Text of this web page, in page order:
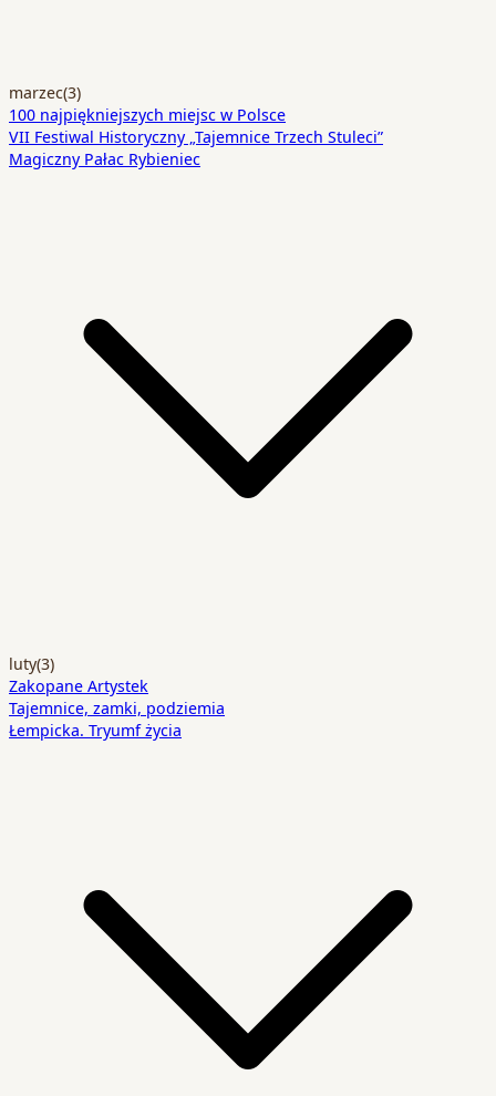
marzec(3)
100 najpiękniejszych miejsc w Polsce
VII Festiwal Historyczny „Tajemnice Trzech Stuleci”
Magiczny Pałac Rybieniec
luty(3)
Zakopane Artystek
Tajemnice, zamki, podziemia
Łempicka. Tryumf życia